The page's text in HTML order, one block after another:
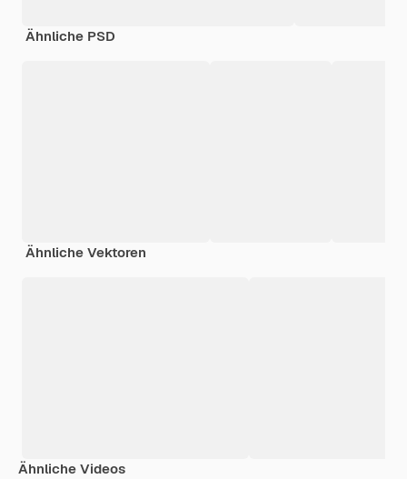
Ähnliche PSD
Ähnliche Vektoren
Ähnliche Videos